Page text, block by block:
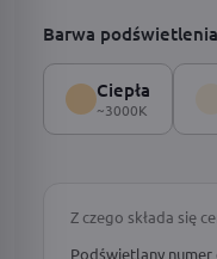
Barwa podświetlenia
Ciepła
~3000K
Z czego składa się
Podświetlany numer